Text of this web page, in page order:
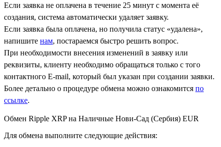
Если заявка не оплачена в течение 25 минут с момента её
создания, система автоматически удаляет заявку.
Если заявка была оплачена, но получила статус «удалена»,
напишите нам, постараемся быстро решить вопрос.
При необходимости внесения изменений в заявку или
реквизиты, клиенту необходимо обращаться только с того
контактного Е-mail, который был указан при создании заявки.
Более детально о процедуре обмена можно ознакомится по
ссылке.
Обмен Ripple XRP на Наличные Нови-Сад (Сербия) EUR
Для обмена выполните следующие действия: